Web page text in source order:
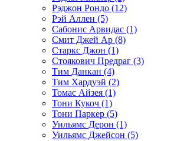
Рэджон Рондо (12)
Рэй Аллен (5)
Сабонис Арвидас (1)
Смит Джей Ар (8)
Старкс Джон (1)
Стоякович Предраг (3)
Тим Данкан (4)
Тим Хардуэй (2)
Томас Айзея (1)
Тони Кукоч (1)
Тони Паркер (5)
Уильямс Дерон (1)
Уильямс Джейсон (5)